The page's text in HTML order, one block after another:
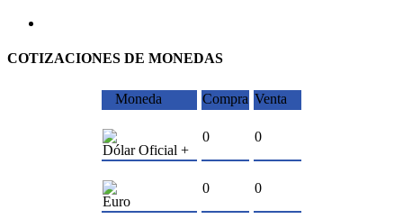
COTIZACIONES DE MONEDAS
Moneda Compra Venta
Dólar Oficial +
0 0
Euro
0 0